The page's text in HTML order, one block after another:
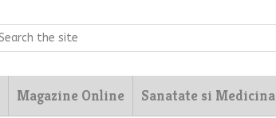
Magazine Online Sanatate si Medicina